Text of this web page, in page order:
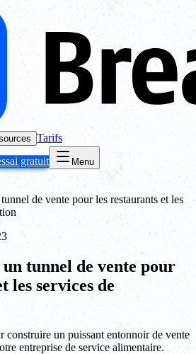
Tarifs
gratuit Menu
de vente pour les restaurants et les
tunnel de vente pour
les services de
construire un puissant entonnoir de vente
entreprise de service alimentaire.